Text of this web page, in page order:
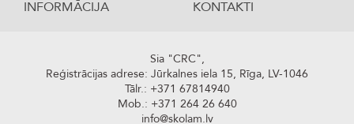
INFORMĀCIJA
KONTAKTI
Sia "CRC",
Reģistrācijas adrese: Jūrkalnes iela 15, Rīga, LV-1046
Tālr.: +371 67814940
Mob.: +371 264 26 640
info@skolam.lv